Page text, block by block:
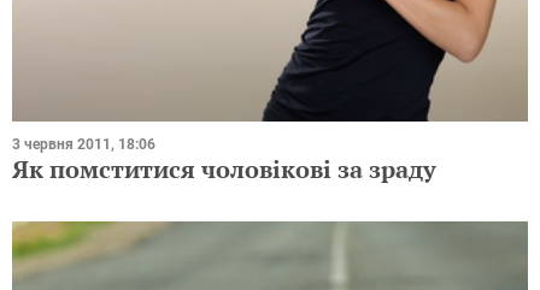
3 червня 2011, 18:06
Як помститися чоловікові за зраду